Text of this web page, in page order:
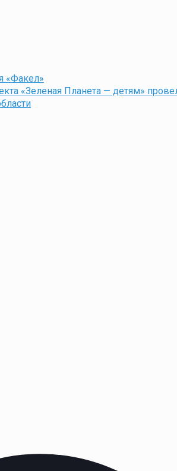
«Факел»
«Зеленая Планета — детям»